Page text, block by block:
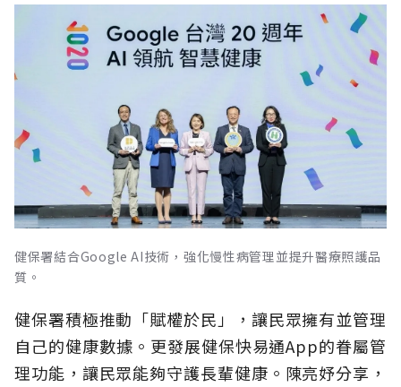
健保署結合Google AI技術，強化慢性病管理並提升醫療照護品
質。
健保署積極推動「賦權於民」，讓民眾擁有並管理
自己的健康數據。更發展健保快易通App的眷屬管
理功能，讓民眾能夠守護長輩健康。陳亮妤分享，